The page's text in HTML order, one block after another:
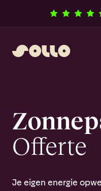
Offerte
Je eigen energie